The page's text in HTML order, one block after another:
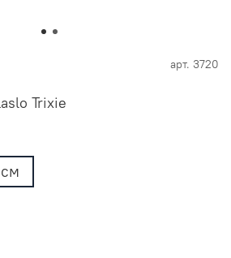
арт. 3720
Trixie